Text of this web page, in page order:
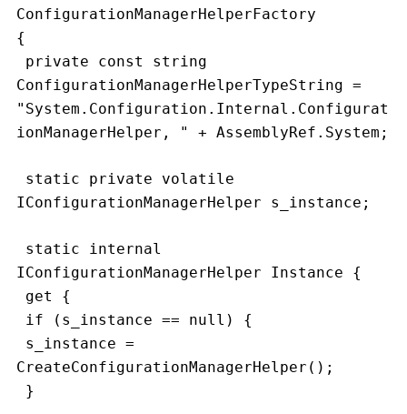
ConfigurationManagerHelperFactory
{
ConfigurationManagerHelperTypeString =
"System.Configuration.Internal.Configurat
ionManagerHelper, " + AssemblyRef.System;
IConfigurationManagerHelper s_instance;
IConfigurationManagerHelper Instance {
get {
if (s_instance == null) {
CreateConfigurationManagerHelper();
}